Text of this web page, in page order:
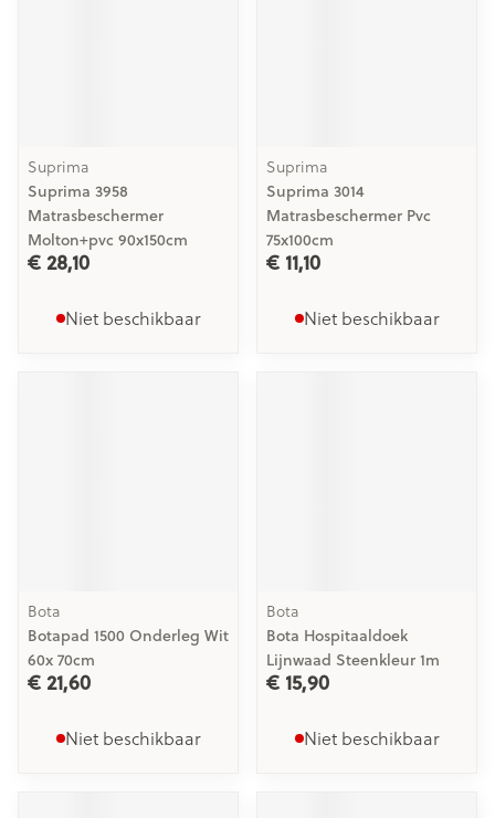
Suprima
Suprima 3958
Matrasbeschermer
Molton+pvc 90x150cm
€ 28,10
Niet beschikbaar
Suprima
Suprima 3014
Matrasbeschermer Pvc
75x100cm
€ 11,10
Niet beschikbaar
Bota
Botapad 1500 Onderleg Wit
60x 70cm
€ 21,60
Niet beschikbaar
Bota
Bota Hospitaaldoek
Lijnwaad Steenkleur 1m
€ 15,90
Niet beschikbaar